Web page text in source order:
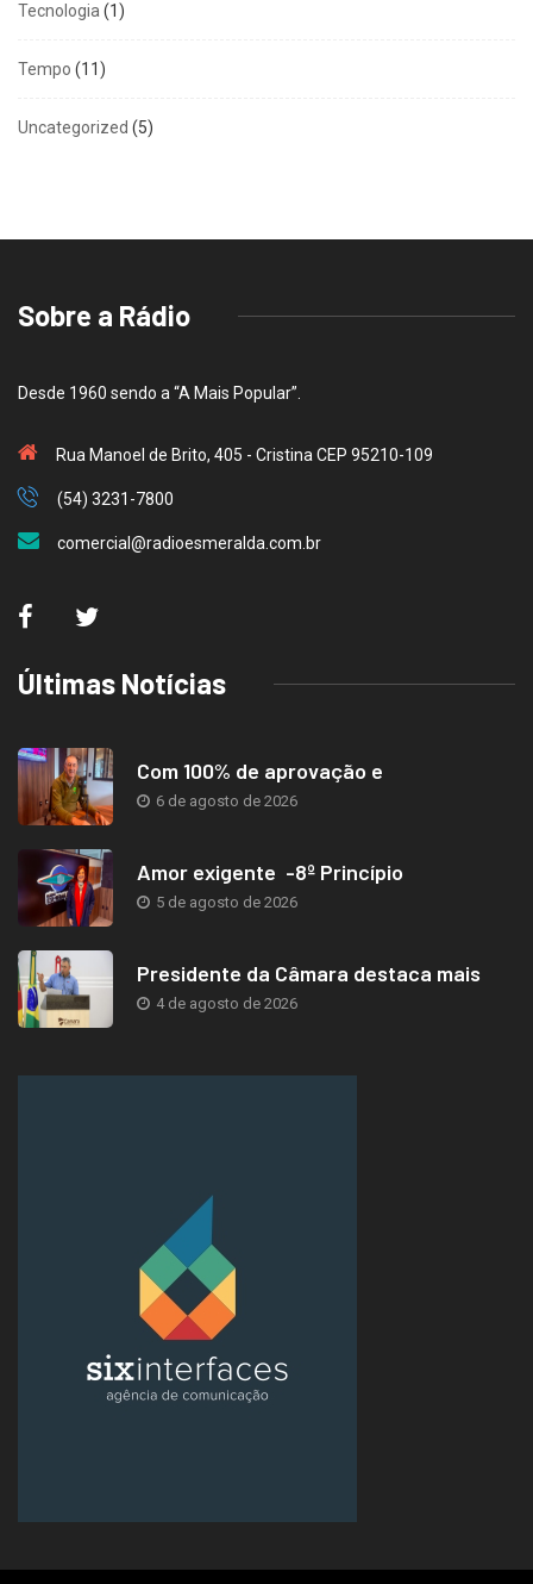
Tecnologia(1)
Tempo (11)
Uncategorized (5)
Sobre a Rádio
Desde 1960 sendo a “A Mais Popular”.
Rua Manoel de Brito, 405 - Cristina CEP 95210-109
(54) 3231-7800
comercial@radioesmeralda.com.br
Últimas Notícias
Com 100% de aprovação e
6 de agosto de 2026
Amor exigente -8º Princípio
5 de agosto de 2026
Presidente da Câmara destaca mais
4 de agosto de 2026